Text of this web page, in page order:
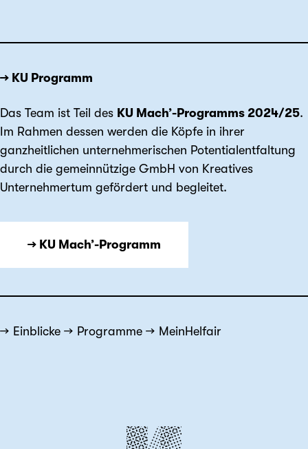
→ KU Programm
Das Team ist Teil des KU Mach’-Programms 2024/25.
Im Rahmen dessen werden die Köpfe in ihrer
ganzheitlichen unternehmerischen Potentialentfaltung
durch die gemeinnützige GmbH von Kreatives
Unternehmertum gefördert und begleitet.
→ KU Mach’-Programm
Einblicke Programme MeinHelfair